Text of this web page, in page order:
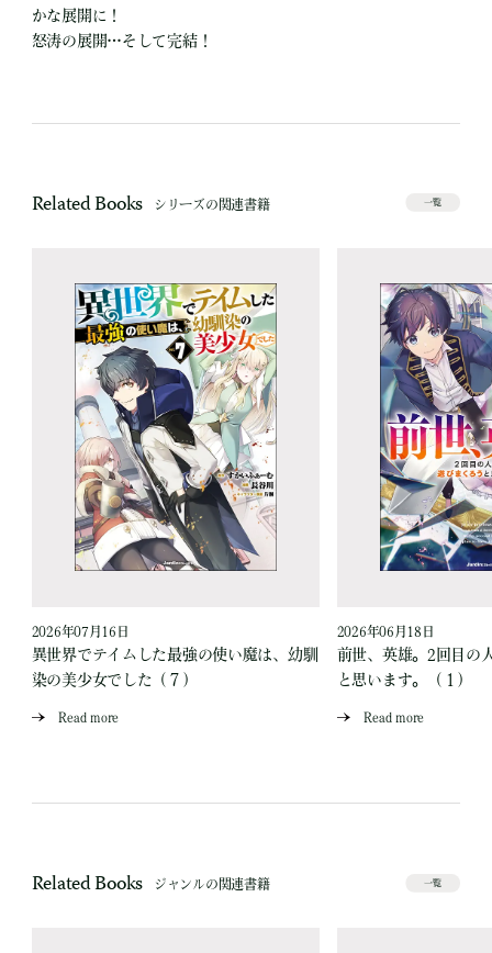
かな展開に！
怒涛の展開…そして完結！
Related Books シリーズの関連書籍 一覧
2026年07月16日
異世界でテイムした最強の使い魔は、幼馴
染の美少女でした（７）
Read more
2026年06月18日
前世、英雄。2回目の
と思います。（１）
Read more
Related Books ジャンルの関連書籍 一覧